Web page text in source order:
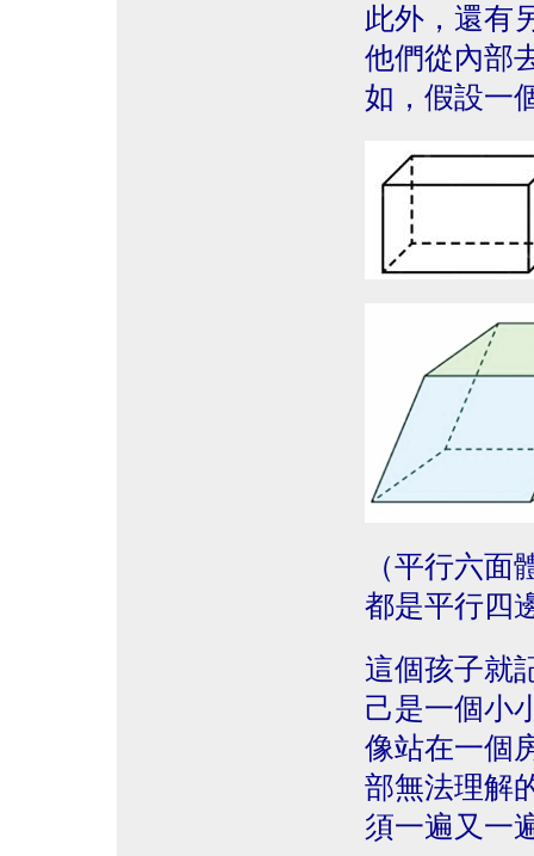
此外，還有
他們從內部
如，假設一
（平行六
都是平行四
這個孩子就
己是一個小
像站在一個
部無法理解
須一遍又一